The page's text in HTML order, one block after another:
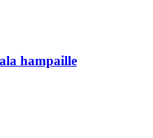
hampaille